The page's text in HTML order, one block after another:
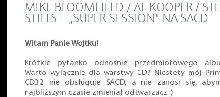
MIKE BLOOMFIELD / AL KOOPER /
STILLS – „SUPER SESSION” NA SACD
Witam Panie Wojtku!
Krótkie pytanko odnośnie przedmiotowego
Warto wyłącznie dla warstwy CD? Niestety mój
CD32 nie obsługuje SACD, a nie zanosi się,
najbliższym czasie zmieniał odtwarzacz :)